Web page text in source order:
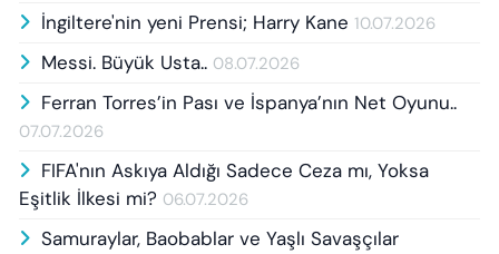
İngiltere'nin yeni Prensi; Harry Kane 10.07.2026
Messi. Büyük Usta.. 08.07.2026
Ferran Torres’in Pası ve İspanya’nın Net Oyunu..
07.07.2026
FIFA'nın Askıya Aldığı Sadece Ceza mı, Yoksa
Eşitlik İlkesi mi? 06.07.2026
Samuraylar, Baobablar ve Yaşlı Savaşçılar